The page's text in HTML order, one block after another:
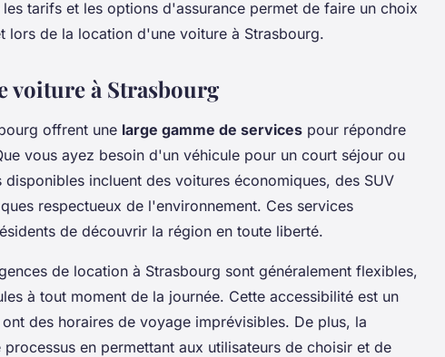
tarifs et les options d'assurance permet de faire un choix
lors de la location d'une voiture à Strasbourg.
voiture à Strasbourg
offrent une large gamme de services pour répondre
vous ayez besoin d'un véhicule pour un court séjour ou
incluent des voitures économiques, des SUV
respectueux de l'environnement. Ces services
de découvrir la région en toute liberté.
de location à Strasbourg sont généralement flexibles,
à tout moment de la journée. Cette accessibilité est un
des horaires de voyage imprévisibles. De plus, la
processus en permettant aux utilisateurs de choisir et de